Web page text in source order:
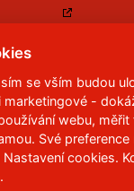
Pardubice,
2
111, 466 036
se vším budou
marketingové -
webu,
Své
cookies.
.